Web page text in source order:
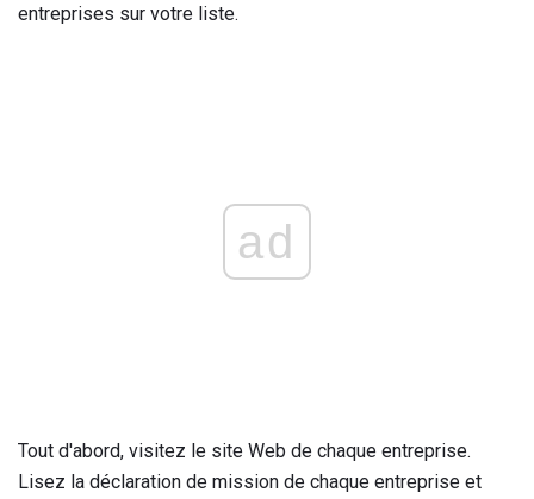
entreprises sur votre liste.
ad
Tout d'abord, visitez le site Web de chaque entreprise.
Lisez la déclaration de mission de chaque entreprise et